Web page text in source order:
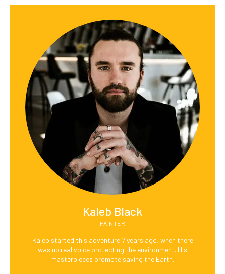
Kaleb Black
PAINTER
Kaleb started this adventure 7 years ago, when there
was no real voice protecting the environment. His
masterpieces promote saving the Earth.